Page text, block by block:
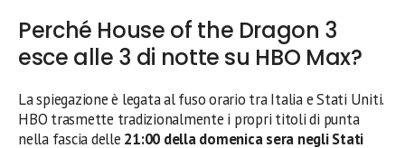
Perché House of the Dragon 3
esce alle 3 di notte su HBO Max?
La spiegazione è legata al fuso orario tra Italia e Stati Uniti.
HBO trasmette tradizionalmente i propri titoli di punta
nella fascia delle 21:00 della domenica sera negli Stati